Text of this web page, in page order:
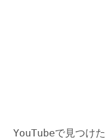
YouTubeで見つけた